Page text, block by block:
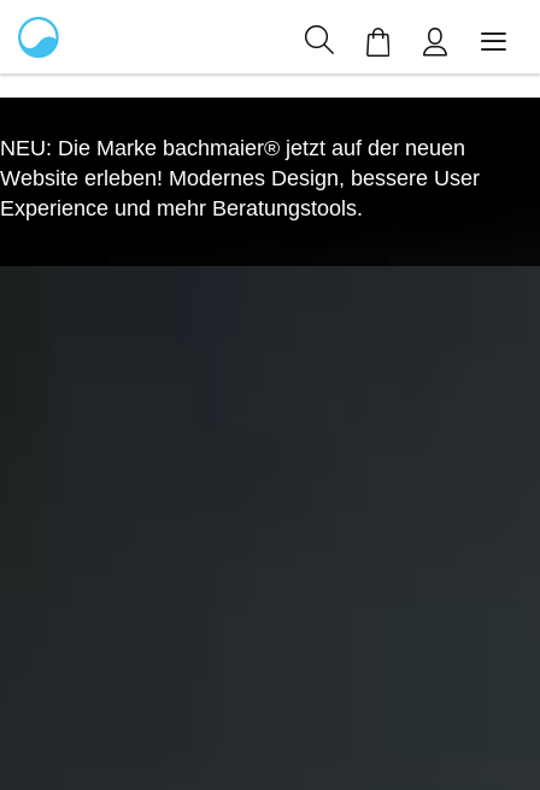
Mein
NEU: Die Marke bachmaier® jetzt auf der neuen
Website erleben! Modernes Design, bessere User
Experience und mehr Beratungstools.